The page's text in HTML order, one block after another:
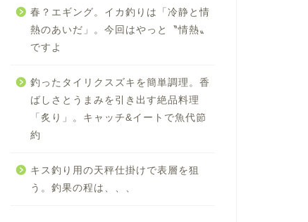
春？エギング。イカ釣りは「冷静と情
熱のあいだ」。今回はやっと〝情熱〟
ですよ
釣ったタイリクスズキを簡単調理。香
ばしさとうまみを引き出す絶品料理
「炙り」。キャッチ&イートで魚代節
約
キス釣り用の天秤仕掛けで表層を狙
う。釣果の程は、、、